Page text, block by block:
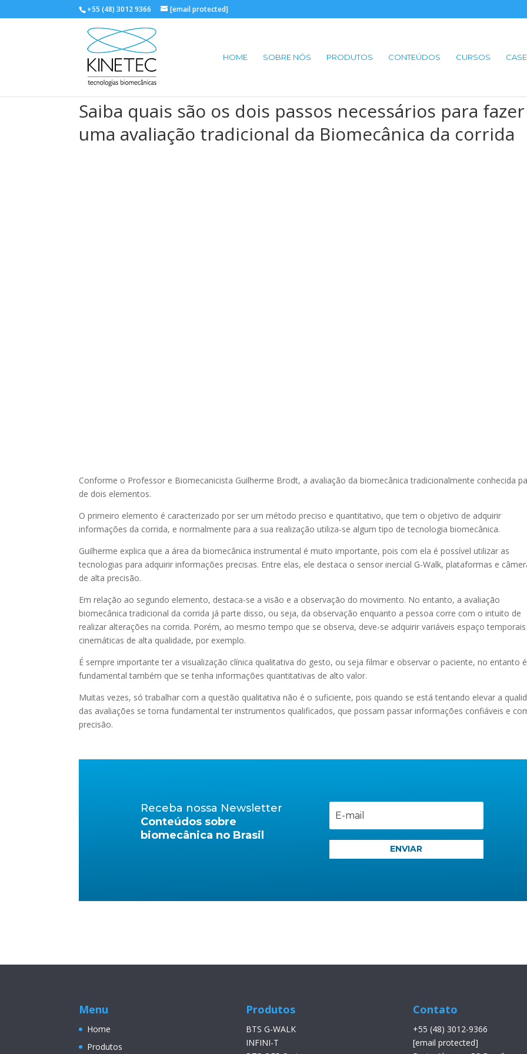
+55 (48) 3012 9366 [email protected]
HOME SOBRE NÓS PRODUTOS CONTEÚDOS CURSOS
Saiba quais são os dois passos necessários para fazer
uma avaliação tradicional da Biomecânica da corrida
Conforme o Professor e Biomecanicista Guilherme Brodt, a avaliação da biomecânica tradicionalmente conhecida
de dois elementos.
O primeiro elemento é caracterizado por ser um método preciso e quantitativo, que tem o objetivo de adquirir
informações da corrida, e normalmente para a sua realização utiliza-se algum tipo de tecnologia biomecânica.
Guilherme explica que a área da biomecânica instrumental é muito importante, pois com ela é possível utilizar as
tecnologias para adquirir informações precisas. Entre elas, ele destaca o sensor inercial G-Walk, plataformas e
de alta precisão.
Em relação ao segundo elemento, destaca-se a visão e a observação do movimento. No entanto, a avaliação
biomecânica tradicional da corrida já parte disso, ou seja, da observação enquanto a pessoa corre com o intuito de
realizar alterações na corrida. Porém, ao mesmo tempo que se observa, deve-se adquirir variáveis espaço
cinemáticas de alta qualidade, por exemplo.
É sempre importante ter a visualização clínica qualitativa do gesto, ou seja filmar e observar o paciente, no entanto é
fundamental também que se tenha informações quantitativas de alto valor.
Muitas vezes, só trabalhar com a questão qualitativa não é o suficiente, pois quando se está tentando elevar a
das avaliações se torna fundamental ter instrumentos qualificados, que possam passar informações confiáveis e
precisão.
Receba nossa Newsletter
Conteúdos sobre
biomecânica no Brasil
ENVIAR
Menu
Home
Produtos
Produtos
BTS G-WALK
INFINI-T
Contato
+55 (48) 3012-9366
[email protected]